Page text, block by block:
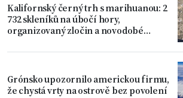
Kalifornský černý trh s marihuanou: 2
732 skleníků na úbočí hory,
organizovaný zločin a novodobé
Grónsko upozornilo americkou firmu,
že chystá vrty na ostrově bez povolení